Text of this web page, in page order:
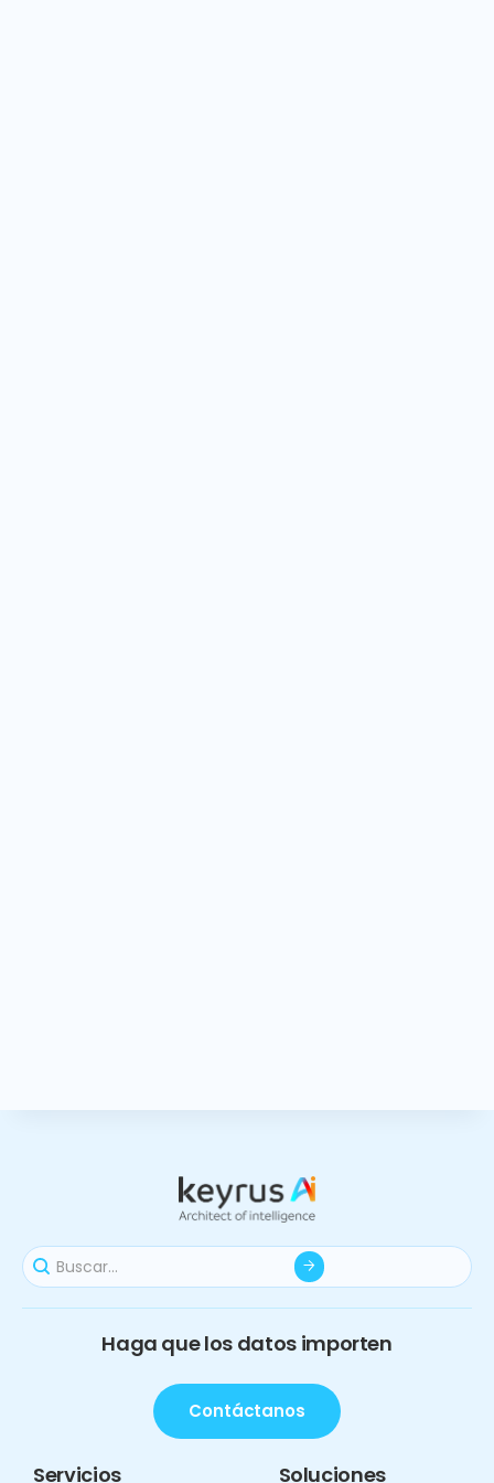
Haga que los datos importen
Contáctanos
Servicios Soluciones